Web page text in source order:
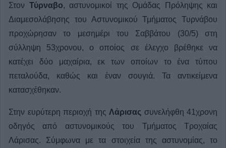
Στον Τύρναβο, αστυνομικοί της Ομάδας Πρόληψης και
Διαμεσολάβησης του Αστυνομικού Τμήματος Τυρνάβου
προχώρησαν το μεσημέρι του Σαββάτου (30/5) στη
σύλληψη 53χρονου, ο οποίος σε έλεγχο βρέθηκε να
κατέχει δύο μαχαίρια, εκ των οποίων το ένα τύπου
πεταλούδα, καθώς και έναν σουγιά. Τα αντικείμενα
κατασχέθηκαν.
Στην ευρύτερη περιοχή της Λάρισας συνελήφθη 41χρονη
οδηγός από αστυνομικούς του Τμήματος Τροχαίας
Λάρισας. Σύμφωνα με τα στοιχεία της αστυνομίας, το